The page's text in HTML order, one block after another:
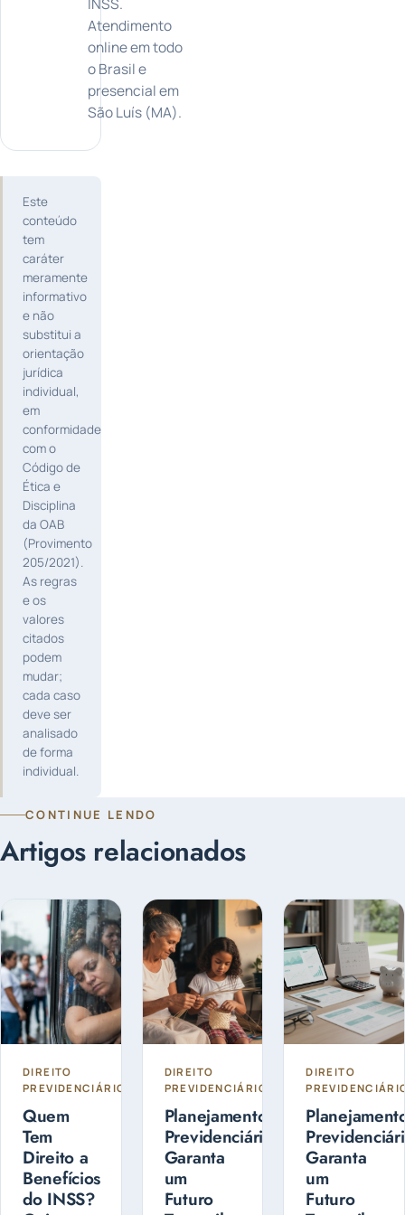
Atendimento
online em todo
o Brasil e
presencial em
São Luís (MA).
Este
conteúdo
tem
caráter
meramente
informativo
e não
substitui a
orientação
jurídica
individual,
em
conformidade
com o
Código de
Ética e
Disciplina
da OAB
(Provimento
205/2021).
As regras
e os
valores
citados
podem
mudar;
cada caso
deve ser
analisado
de forma
individual.
CONTINUE LENDO
Artigos relacionados
DIREITO
PREVIDENCIÁRIO
Quem
Tem
Direito a
Benefícios
do INSS?
DIREITO
PREVIDENCIÁRIO
Planejamento
Previdenciário:
Garanta
um
Futuro
DIREITO
Garanta
um
Futuro